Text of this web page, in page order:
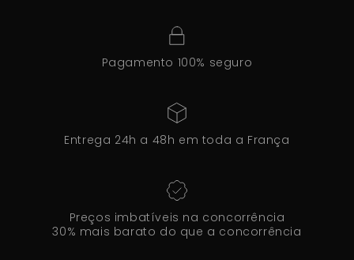
Pagamento 100% seguro
Entrega 24h a 48h em toda a França
Preços imbatíveis na concorrência
30% mais barato do que a concorrência